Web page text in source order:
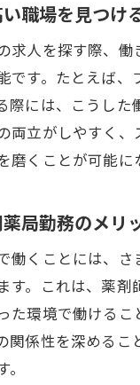
職場を見つけ
求人を探す際、
です。たとえば
際には、こうし
両立がしやすく
磨くことが可能に
局勤務のメリ
働くことには、
す。これは、薬
た環境で働ける
関係性を深める